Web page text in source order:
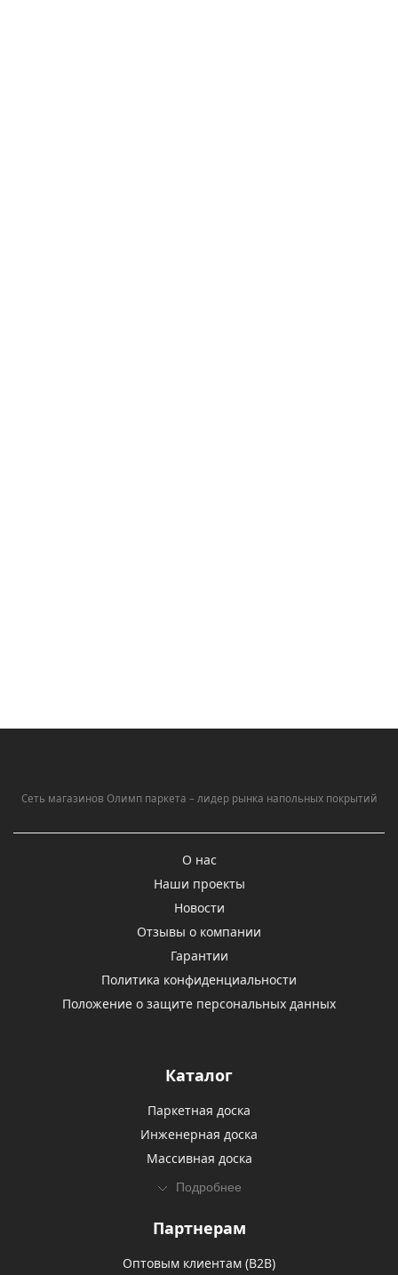
Сеть магазинов Олимп паркета – лидер рынка напольных покрытий
О нас
Наши проекты
Новости
Отзывы о компании
Гарантии
Политика конфиденциальности
Положение о защите персональных данных
Каталог
Паркетная доска
Инженерная доска
Массивная доска
Подробнее
Партнерам
Оптовым клиентам (В2В)